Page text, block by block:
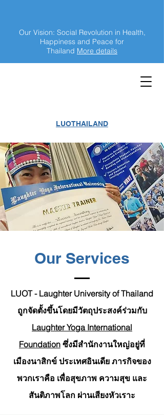
LUOTHAILAND
Our Vision: Social Revolution in Health,
Happiness and Peace for
Thailand More details
Our Services
LUOT - Laughter University of Thailand
ถูกจัดตั้งขึ้นโดยมีวัตถุประสงค์ร่วมกับ
Laughter Yoga International
Foundation ซึ่งมีสำนักงานใหญ่อยู่ที่
เมืองนาสิกข์ ประเทศอินเดีย ภารกิจของ
พวกเราคือ เพื่อสุขภาพ ความสุข และ
สันติภาพโลก ผ่านเสียงหัวเราะ